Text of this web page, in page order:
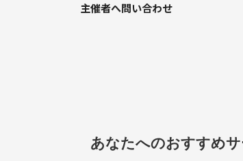
主催者へ問い合わせ
あなたへのおすすめ